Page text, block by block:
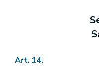
Art. 14.